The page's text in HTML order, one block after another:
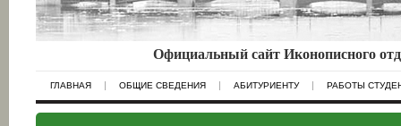
Официальный сайт Иконописного
ГЛАВНАЯ ОБЩИЕ СВЕДЕНИЯ АБИТУРИЕНТУ РАБОТЫ